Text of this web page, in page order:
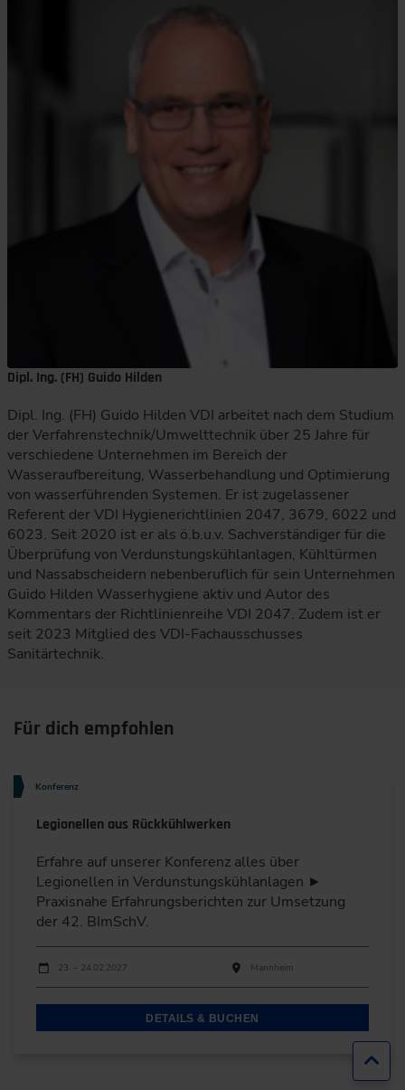
Dipl. Ing. (FH) Guido Hilden
Dipl. Ing. (FH) Guido Hilden VDI arbeitet nach dem Studium
der Verfahrenstechnik/Umwelttechnik über 25 Jahre für
verschiedene Unternehmen im Bereich der
Wasseraufbereitung, Wasserbehandlung und Optimierung
von wasserführenden Systemen. Er ist zugelassener
Referent der VDI Hygienerichtlinien 2047, 3679, 6022 und
6023. Seit 2020 ist er als ö.b.u.v. Sachverständiger für die
Überprüfung von Verdunstungskühlanlagen, Kühltürmen
und Nassabscheidern nebenberuflich für sein Unternehmen
Guido Hilden Wasserhygiene aktiv und Autor des
Kommentars der Richtlinienreihe VDI 2047. Zudem ist er
seit 2023 Mitglied des VDI-Fachausschusses
Sanitärtechnik.
Für dich empfohlen
Konferenz
Legionellen aus Rückkühlwerken
Erfahre auf unserer Konferenz alles über
Legionellen in Verdunstungskühlanlagen ►
Praxisnahe Erfahrungsberichten zur Umsetzung
der 42. BImSchV.
Durchführungen
Veranstaltungsdatum
23. – 24.02.2027 Mannheim
DETAILS & BUCHEN